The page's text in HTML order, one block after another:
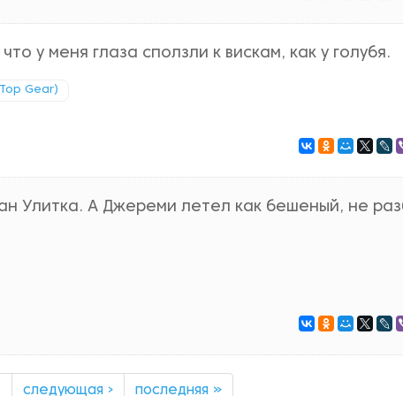
у меня глаза сползли к вискам, как у голубя.
Gear)
Улитка. А Джереми летел как бешеный, не
следующая › последняя »